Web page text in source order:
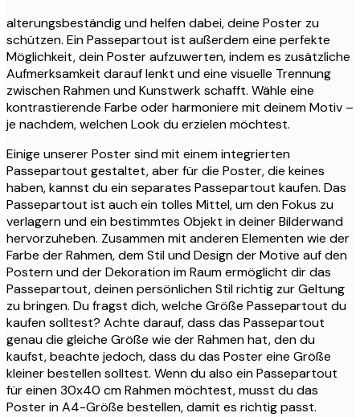
alterungsbeständig und helfen dabei, deine Poster zu
schützen. Ein Passepartout ist außerdem eine perfekte
Möglichkeit, dein Poster aufzuwerten, indem es zusätzliche
Aufmerksamkeit darauf lenkt und eine visuelle Trennung
zwischen Rahmen und Kunstwerk schafft. Wähle eine
kontrastierende Farbe oder harmoniere mit deinem Motiv –
je nachdem, welchen Look du erzielen möchtest.
Einige unserer Poster sind mit einem integrierten
Passepartout gestaltet, aber für die Poster, die keines
haben, kannst du ein separates Passepartout kaufen. Das
Passepartout ist auch ein tolles Mittel, um den Fokus zu
verlagern und ein bestimmtes Objekt in deiner Bilderwand
hervorzuheben. Zusammen mit anderen Elementen wie der
Farbe der Rahmen, dem Stil und Design der Motive auf den
Postern und der Dekoration im Raum ermöglicht dir das
Passepartout, deinen persönlichen Stil richtig zur Geltung
zu bringen. Du fragst dich, welche Größe Passepartout du
kaufen solltest? Achte darauf, dass das Passepartout
genau die gleiche Größe wie der Rahmen hat, den du
kaufst, beachte jedoch, dass du das Poster eine Größe
kleiner bestellen solltest. Wenn du also ein Passepartout
für einen 30x40 cm Rahmen möchtest, musst du das
Poster in A4-Größe bestellen, damit es richtig passt.